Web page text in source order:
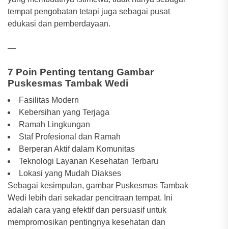
tempat pengobatan tetapi juga sebagai pusat
edukasi dan pemberdayaan.
—
7 Poin Penting tentang Gambar
Puskesmas Tambak Wedi
Fasilitas Modern
Kebersihan yang Terjaga
Ramah Lingkungan
Staf Profesional dan Ramah
Berperan Aktif dalam Komunitas
Teknologi Layanan Kesehatan Terbaru
Lokasi yang Mudah Diakses
Sebagai kesimpulan, gambar Puskesmas Tambak
Wedi lebih dari sekadar pencitraan tempat. Ini
adalah cara yang efektif dan persuasif untuk
mempromosikan pentingnya kesehatan dan